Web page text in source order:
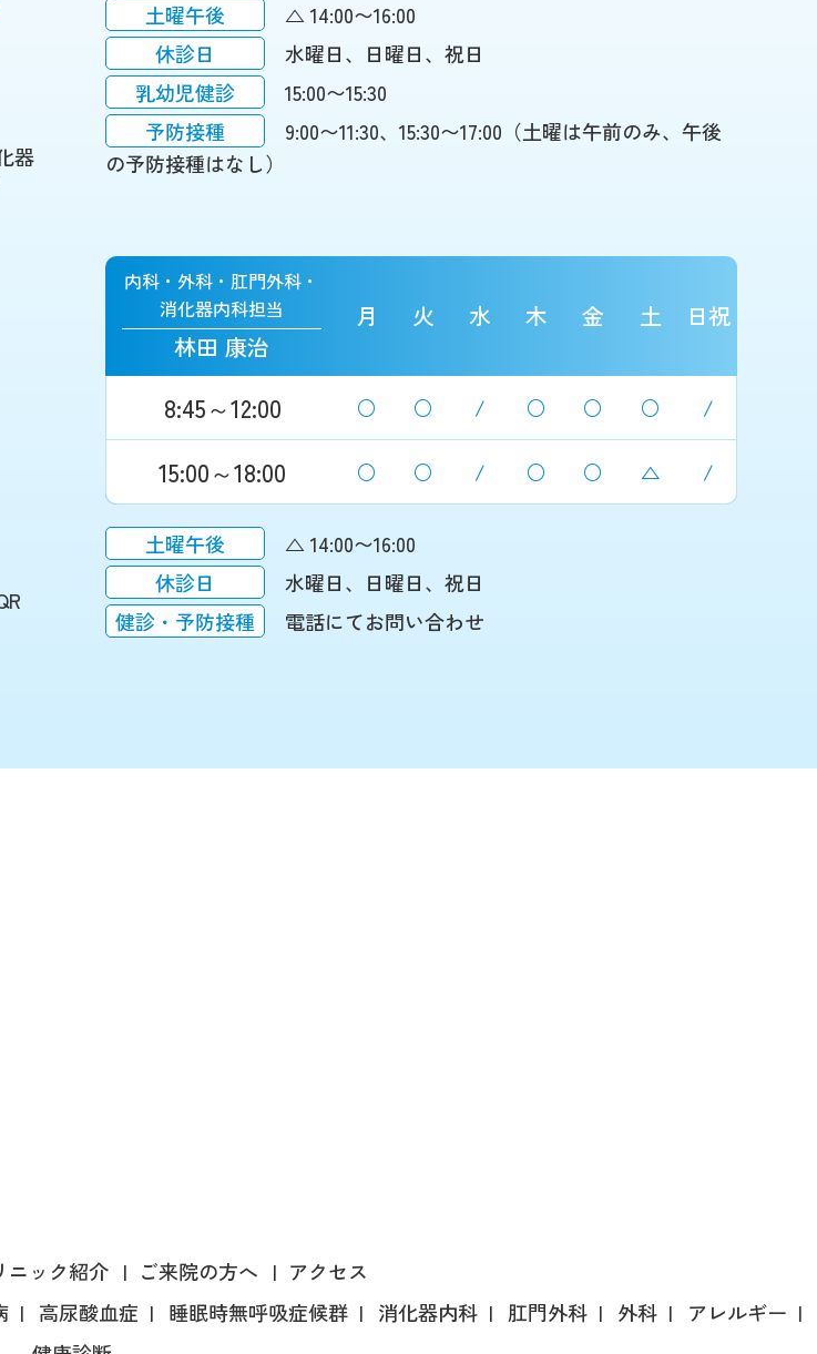
器
土曜午後
△ 14:00〜16:00
休診日
水曜日、日曜日、祝日
乳幼児健診
15:00〜15:30
予防接種
9:00〜11:30、15:30〜17:00（土曜は午前のみ、午後
の予防接種はなし）
土曜午後
△ 14:00〜16:00
休診日
水曜日、日曜日、祝日
健診・予防接種
電話にてお問い合わせ
内科・外科・ 肛門外科・
消化器内科担当
林田 康治
月 火 水 木 金 土 日祝
8:45～12:00 ○ ○ / ○ ○ ○ /
15:00～18:00 ○ ○ / ○ ○ △ /
ニック紹介 ご来院の方へ
アクセス
高尿酸血症 睡眠時無呼吸症候群 消化器内科 肛門外科 外科
アレルギー